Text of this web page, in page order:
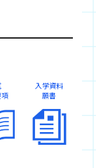
入学資料
願書